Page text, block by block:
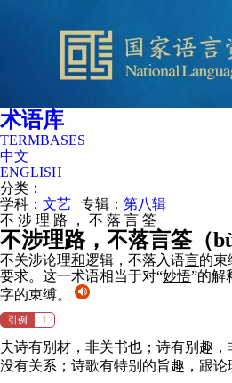
术语库
TERMBASES
中文
ENGLISH
分类：
学科： 文艺 | 专辑： 第八辑
不 涉 理 路 ， 不 落 言 筌
不涉理路，不落言筌（
不关涉论理和逻辑，不落入语言的束
要求。这一术语相当于对“妙悟”的解
字的束缚。
引例 1
夫诗有别材，非关书也；诗有别趣
没有关系；诗歌有特别的旨趣，跟